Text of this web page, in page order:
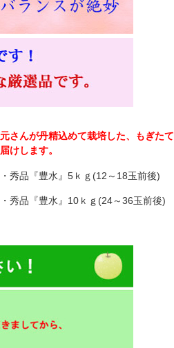
さんが丹精込めて栽培した、もぎたて
けします。
秀品『豊水』5ｋｇ(12～18玉前後)
秀品『豊水』10ｋｇ(24～36玉前後)